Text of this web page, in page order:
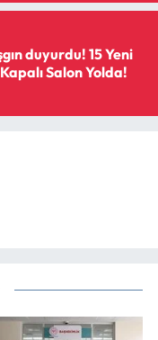
duyurdu! 15 Yeni
Salon Yolda!